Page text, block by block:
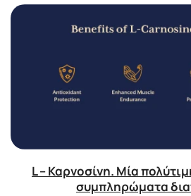
L – Καρνοσίνη. Μία
συμπληρώματα